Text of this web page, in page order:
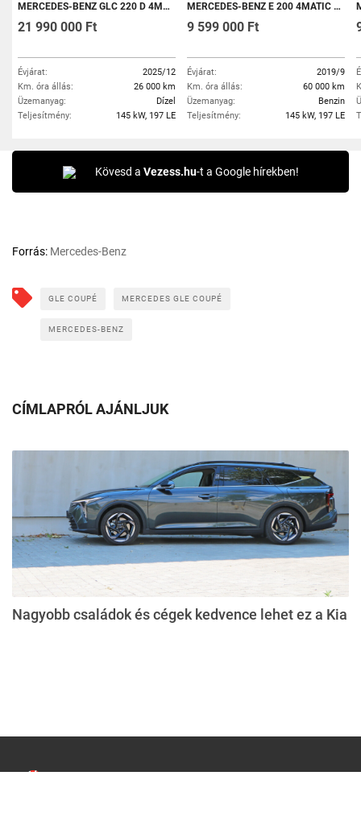
MERCEDES-BENZ GLC 220 D 4MATIC 9G-TRONIC MILD HYBRID DRIVE GARANCIÁLIS. AMG LINE - ÚJSZERŰ. KARBON BERAKÁS. NYITHATÓ NAPFÉNYTETŐ
21 990 000 Ft
Évjárat:
2025/12
Km. óra állás:
26 000 km
Üzemanyag:
Dízel
Teljesítmény:
145 kW, 197 LE
MERCEDES-BENZ E 200 4MATIC 9G-TRONIC EQ BOOST M.O.I/ 60E.KM/ ÚJSZERŰ/ N.F.TETŐ/ VIRTUÁLIS KIJELZŐ
9 599 000 Ft
Évjárat:
2019/9
Km. óra állás:
60 000 km
Üzemanyag:
Benzin
Teljesítmény:
145 kW, 197 LE
Kövesd a Vezess.hu-t a Google hírekben!
Forrás: Mercedes-Benz
GLE COUPÉ MERCEDES GLE COUPÉ
MERCEDES-BENZ
CÍMLAPRÓL AJÁNLJUK
Nagyobb családok és cégek kedvence lehet ez a Kia